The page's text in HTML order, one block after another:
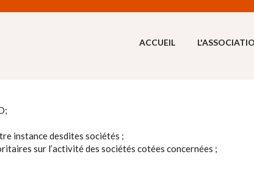
ACCUEIL
instance desdites sociétés ;
sur l’activité des sociétés cotées concernées ;